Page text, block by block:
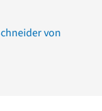
von